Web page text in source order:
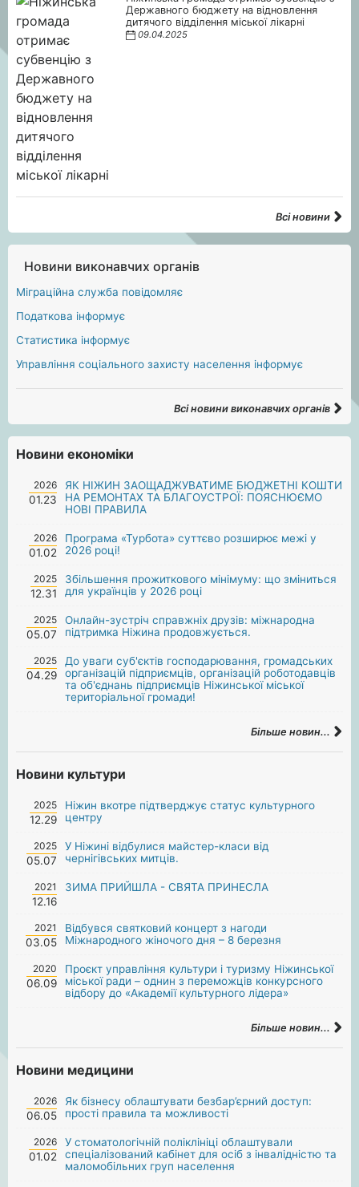
Державного бюджету на відновлення
дитячого відділення міської лікарні
09.04.2025
Всі новини
Новини виконавчих органів
Міграційна служба повідомляє
Податкова інформує
Статистика інформує
Управління соціального захисту населення інформує
Всі новини виконавчих органів
Новини економіки
2026
01.23
ЯК НІЖИН ЗАОЩАДЖУВАТИМЕ БЮДЖЕТНІ КОШТИ
НА РЕМОНТАХ ТА БЛАГОУСТРОЇ: ПОЯСНЮЄМО
НОВІ ПРАВИЛА
2026
01.02
Програма «Турбота» суттєво розширює межі у
2026 році!
2025
12.31
Збільшення прожиткового мінімуму: що зміниться
для українців у 2026 році
2025
05.07
Онлайн-зустріч справжніх друзів: міжнародна
підтримка Ніжина продовжується.
2025
04.29
До уваги суб'єктів господарювання, громадських
організацій підприємців, організацій роботодавців
та об'єднань підприємців Ніжинської міської
територіальної громади!
Більше новин...
Новини культури
2025
12.29
Ніжин вкотре підтверджує статус культурного
центру
2025
05.07
У Ніжині відбулися майстер-класи від
чернігівських митців.
2021
12.16
ЗИМА ПРИЙШЛА - СВЯТА ПРИНЕСЛА
2021
03.05
Відбувся святковий концерт з нагоди
Міжнародного жіночого дня – 8 березня
2020
06.09
Проєкт управління культури і туризму Ніжинської
міської ради – однин з переможців конкурсного
відбору до «Академії культурного лідера»
Більше новин...
Новини медицини
2026
06.05
Як бізнесу облаштувати безбар’єрний доступ:
прості правила та можливості
2026
01.02
У стоматологічній поліклініці облаштували
спеціалізований кабінет для осіб з інвалідністю та
маломобільних груп населення